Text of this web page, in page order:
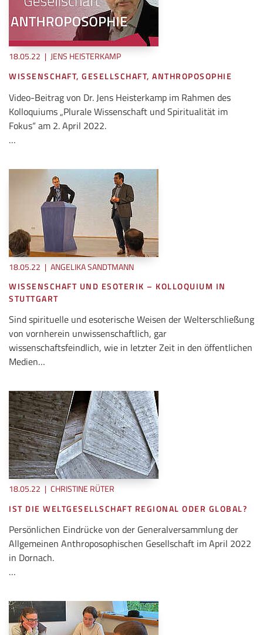
18.05.22 | JENS HEISTERKAMP
WISSENSCHAFT, GESELLSCHAFT, ANTHROPOSOPHIE
Video-Beitrag von Dr. Jens Heisterkamp im Rahmen des
Kolloquiums „Plurale Wissenschaft und Spiritualität im
Fokus“ am 2. April 2022.
…
18.05.22 | ANGELIKA SANDTMANN
WISSENSCHAFT UND ESOTERIK – KOLLOQUIUM IN
STUTTGART
Sind spirituelle und esoterische Weisen der Welterschließung
von vornherein unwissenschaftlich, gar
wissenschaftsfeindlich, wie in letzter Zeit in den öffentlichen
Medien…
18.05.22 | CHRISTINE RÜTER
IST DIE WELTGESELLSCHAFT REGIONAL ODER GLOBAL?
Persönlichen Eindrücke von der Generalversammlung der
Allgemeinen Anthroposophischen Gesellschaft im April 2022
in Dornach.
…